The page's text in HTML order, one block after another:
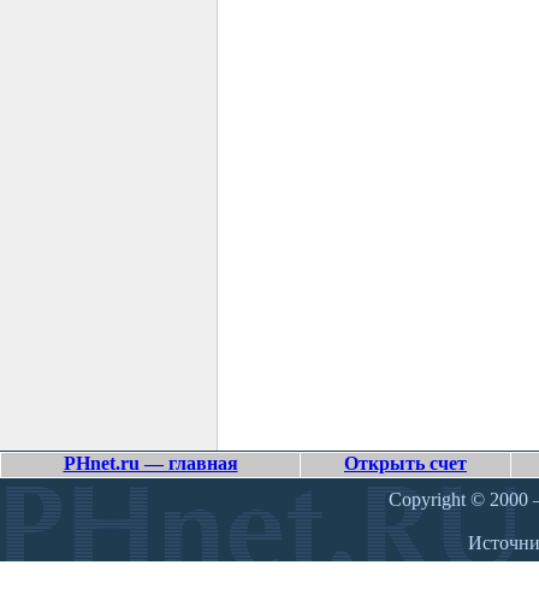
PHnet.ru — главная
Открыть счет
Copyright © 2000